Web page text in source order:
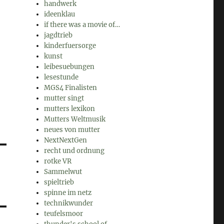
handwerk
ideenklau
if there was a movie of…
jagdtrieb
kinderfuersorge
kunst
leibesuebungen
lesestunde
MGS4 Finalisten
mutter singt
mutters lexikon
Mutters Weltmusik
neues von mutter
NextNextGen
recht und ordnung
rotke VR
Sammelwut
spieltrieb
spinne im netz
technikwunder
teufelsmoor